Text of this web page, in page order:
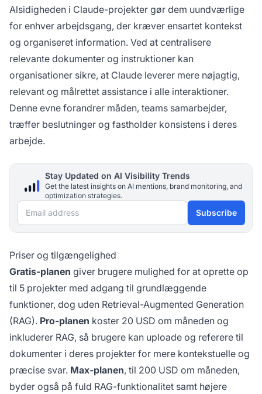
Alsidigheden i Claude-projekter gør dem uundværlige
for enhver arbejdsgang, der kræver ensartet kontekst
og organiseret information. Ved at centralisere
relevante dokumenter og instruktioner kan
organisationer sikre, at Claude leverer mere nøjagtig,
relevant og målrettet assistance i alle interaktioner.
Denne evne forandrer måden, teams samarbejder,
træffer beslutninger og fastholder konsistens i deres
arbejde.
Stay Updated on AI Visibility Trends
Get the latest insights on AI mentions, brand monitoring, and
optimization strategies.
Email address Subscribe
Priser og tilgængelighed
Gratis-planen giver brugere mulighed for at oprette op
til 5 projekter med adgang til grundlæggende
funktioner, dog uden Retrieval-Augmented Generation
(RAG). Pro-planen koster 20 USD om måneden og
inkluderer RAG, så brugere kan uploade og referere til
dokumenter i deres projekter for mere kontekstuelle og
præcise svar. Max-planen, til 200 USD om måneden,
byder også på fuld RAG-funktionalitet samt højere